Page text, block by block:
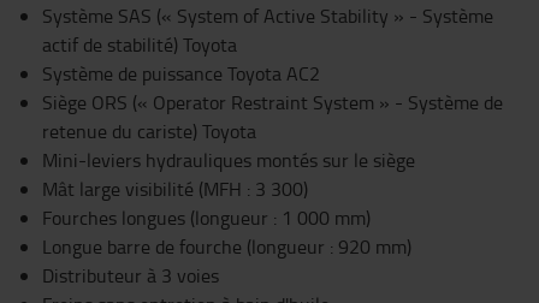
Système SAS (« System of Active Stability » - Système
actif de stabilité) Toyota
Système de puissance Toyota AC2
Siège ORS (« Operator Restraint System » - Système de
retenue du cariste) Toyota
Mini-leviers hydrauliques montés sur le siège
Mât large visibilité (MFH : 3 300)
Fourches longues (longueur : 1 000 mm)
Longue barre de fourche (longueur : 920 mm)
Distributeur à 3 voies